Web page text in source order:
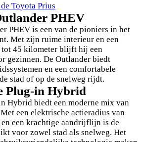
Toyota Prius
PHEV
PHEV is een van de pioniers in het
Met zijn ruime interieur en een
45 kilometer blijft hij een
gezinnen. De Outlander biedt
en een comfortabele
stad of op de snelweg rijdt.
Plug-in Hybrid
Hybrid biedt een moderne mix van
een elektrische actieradius van
een krachtige aandrijflijn is de
voor zowel stad als snelweg. Het